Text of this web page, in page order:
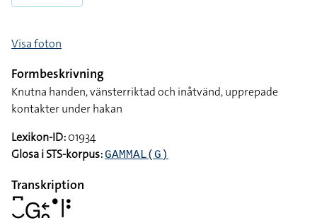
Visa foton
Formbeskrivning
Knutna handen, vänsterriktad och inåtvänd, upprepade
kontakter under hakan
Lexikon-ID:01934
Glosa i STS-korpus:GAMMAL(G)
Transkription
􌤛􌥚􌤦􌥓􌥘􌤟􌥼􌥻